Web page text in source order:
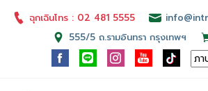
ฉุกเฉินโทร : 02 481 5555
555/5 ถ.รามอินทรา กรุงเทพฯ